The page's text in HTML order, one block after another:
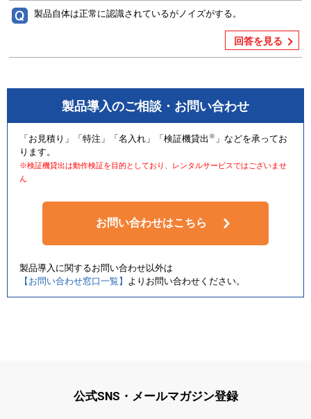
製品自体は正常に認識されているがノイズがする。
回答を見る
製品導入のご相談・お問い合わせ
「お見積り」「特注」「名入れ」「検証機貸出 ※ 」などを承ってお
ります。
※検証機貸出は動作検証を目的としており、レンタルサービスではございませ
ん
お問い合わせはこちら
製品導入に関するお問い合わせ以外は
【お問い合わせ窓口一覧】 よりお問い合わせください。
公式SNS・メールマガジン登録